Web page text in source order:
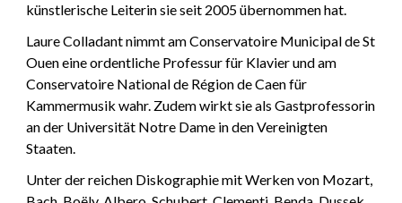
künstlerische Leiterin sie seit 2005 übernommen hat.
Laure Colladant nimmt am Conservatoire Municipal de St
Ouen eine ordentliche Professur für Klavier und am
Conservatoire National de Région de Caen für
Kammermusik wahr. Zudem wirkt sie als Gastprofessorin
an der Universität Notre Dame in den Vereinigten
Staaten.
Unter der reichen Diskographie mit Werken von Mozart,